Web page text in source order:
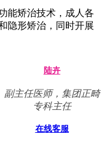
能矫治技术，成人各
隐形矫治，同时开展
陆卉
副主任医师，集团正畸
专科主任
在线客服